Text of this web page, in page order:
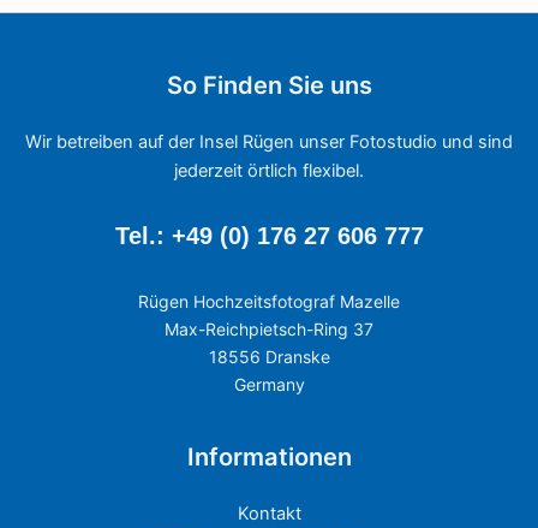
So Finden Sie uns
Wir betreiben auf der Insel Rügen unser Fotostudio und sind
jederzeit örtlich flexibel.
Tel.: +49 (0) 176 27 606 777
Rügen Hochzeitsfotograf Mazelle
Max-Reichpietsch-Ring 37
18556 Dranske
Germany
Informationen
Kontakt